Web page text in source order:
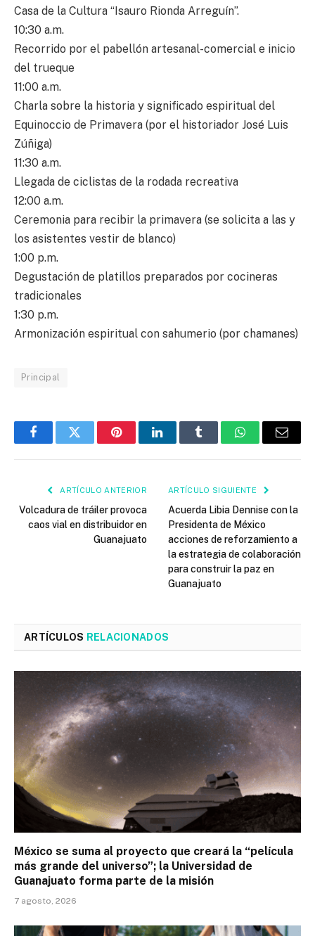
Casa de la Cultura “Isauro Rionda Arreguín”.
10:30 a.m.
Recorrido por el pabellón artesanal-comercial e inicio
del trueque
11:00 a.m.
Charla sobre la historia y significado espiritual del
Equinoccio de Primavera (por el historiador José Luis
Zúñiga)
11:30 a.m.
Llegada de ciclistas de la rodada recreativa
12:00 a.m.
Ceremonia para recibir la primavera (se solicita a las y
los asistentes vestir de blanco)
1:00 p.m.
Degustación de platillos preparados por cocineras
tradicionales
1:30 p.m.
Armonización espiritual con sahumerio (por chamanes)
Principal
FacebookTwitter PinterestLinkedInTumblr WhatsAppEmail
ARTÍCULO ANTERIOR
Volcadura de tráiler provoca
caos vial en distribuidor en
Guanajuato
ARTÍCULO SIGUIENTE
Acuerda Libia Dennise con la
Presidenta de México
acciones de reforzamiento a
la estrategia de colaboración
para construir la paz en
Guanajuato
ARTÍCULOS RELACIONADOS
México se suma al proyecto que creará la “película
más grande del universo”; la Universidad de
Guanajuato forma parte de la misión
7 agosto, 2026